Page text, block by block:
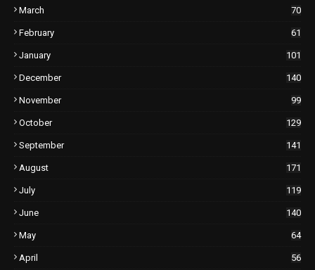
March 70
February 61
January 101
December 140
November 99
October 129
September 141
August 171
July 119
June 140
May 64
April 56